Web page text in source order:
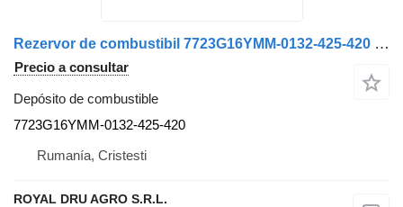
Rezervor de combustibil 7723G16YMM-0132-425-420 depósito de combustible para Solaris – 7723G16YMM, 0132-425-420, 0132425420 camión
Precio a consultar
Depósito de combustible
7723G16YMM-0132-425-420
Rumanía, Cristesti
ROYAL DRU AGRO S.R.L.